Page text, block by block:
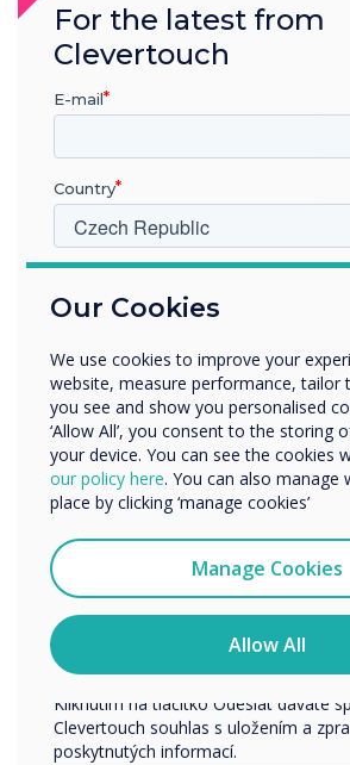
Pro tuto
byl vybrán
podpůrný
Další informace
Our Cookies
We use cookies to improve your
website, measure performance, tailor
you see and show you personalised
‘Allow All’, you consent to the storing
your device. You can see the cookies
our policy here. You can also manage
place by clicking ‘manage cookies’
Manage Cookies
Allow All
For the latest from
Clevertouch
E-mail
Country
Vzdělávání
Další
Název společnosti
Rádi bychom vás kontaktovali ohledně
služeb e-mailem, telefonicky nebo
Souhlasím se zasíláním zpráv od
Informace o tom, jak shromažďujeme
osobní údaje, najdete v našich
osobních údajů.
Kliknutím na tlačítko Odeslat dáváte
Clevertouch souhlas s uložením a
poskytnutých informací.